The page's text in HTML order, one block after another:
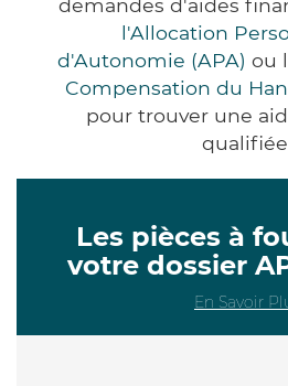
demandes d'aides
l'Allocation
d'Autonomie (APA) ou
Compensation du
pour trouver une
Les pièces à
votre dossier
En Savoir